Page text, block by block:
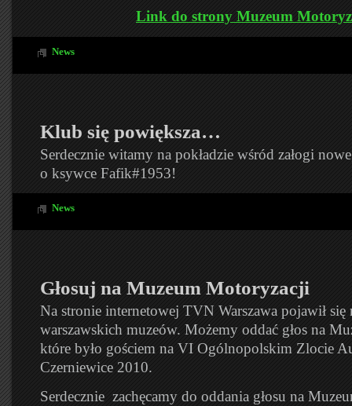
Link do strony Muzeum
News
Klub się powiększa…
Serdecznie witamy na pokładzie wśród załogi
o ksywce Fafik#1953!
News
Głosuj na Muzeum Motoryzacji
Na stronie internetowej TVN Warszawa pojawił się
warszawskich muzeów. Możemy oddać głos na
które było gościem na VI Ogólnopolskim Zlocie
Czerniewice 2010.
Serdecznie zachęcamy do oddania głosu na